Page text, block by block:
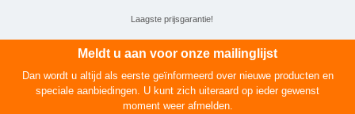
Laagste prijsgarantie!
Meldt u aan voor onze mailinglijst
Dan wordt u altijd als eerste geïnformeerd over nieuwe producten en
speciale aanbiedingen. U kunt zich uiteraard op ieder gewenst
moment weer afmelden.